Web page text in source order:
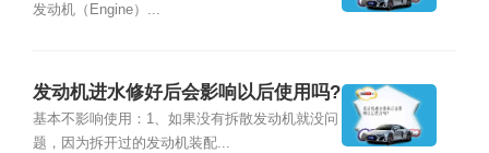
发动机（Engine）...
发动机进水修好后会影响以后使用吗?
基本不影响使用：1、如果没有拆散发动机就没问
题，因为拆开过的发动机装配...